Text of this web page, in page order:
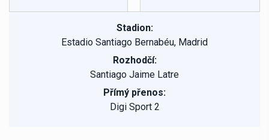
Stadion:
Estadio Santiago Bernabéu, Madrid
Rozhodčí:
Santiago Jaime Latre
Přímý přenos:
Digi Sport 2